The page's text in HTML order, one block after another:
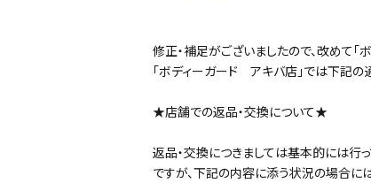
修正・補足がございましたので、改めて
「ボディーガード アキバ店」では下記の
★店舗での返品・交換について★
返品・交換につきましては基本的には行っ
ですが、下記の内容に添う状況の場合